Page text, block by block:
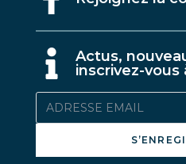
Actus,
inscrivez-